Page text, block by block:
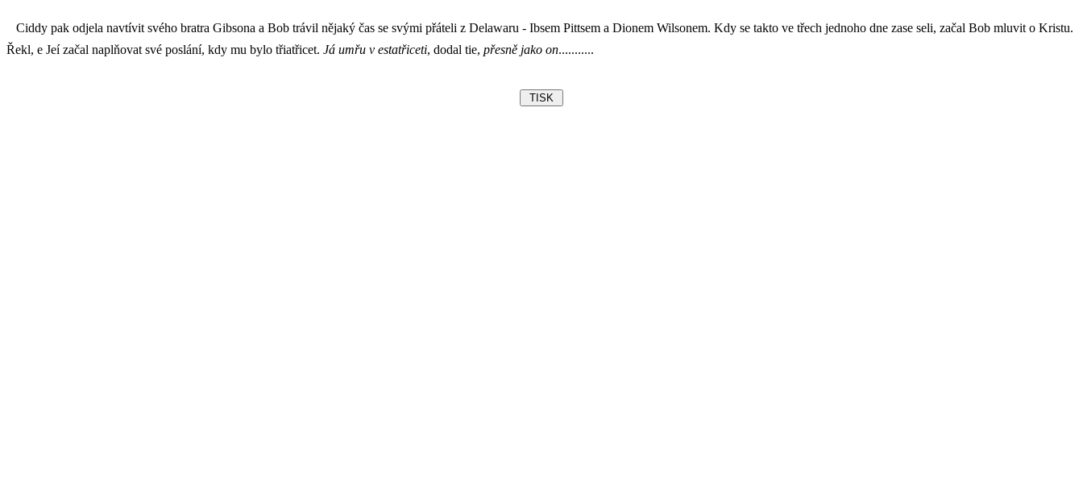
Ciddy pak odjela navtívit svého bratra Gibsona a Bob trávil nějaký čas se svými přáteli z Delawaru - Ibsem Pittsem a Dionem Wilsonem. Kdy se takto ve třech jednoho dne zase seli, začal Bob mluvit o Kristu.
Řekl, e Jeí začal naplňovat své poslání, kdy mu bylo třiatřicet. Já umřu v estatřiceti, dodal tie, přesně jako on...........